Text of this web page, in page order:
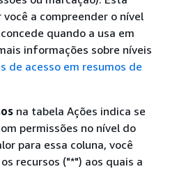
a compreender o nível
quando a usa em
informações sobre níveis
de acesso em resumos de
na tabela Ações indica se
permissões no nível do
para essa coluna, você
recursos ("*") aos quais a